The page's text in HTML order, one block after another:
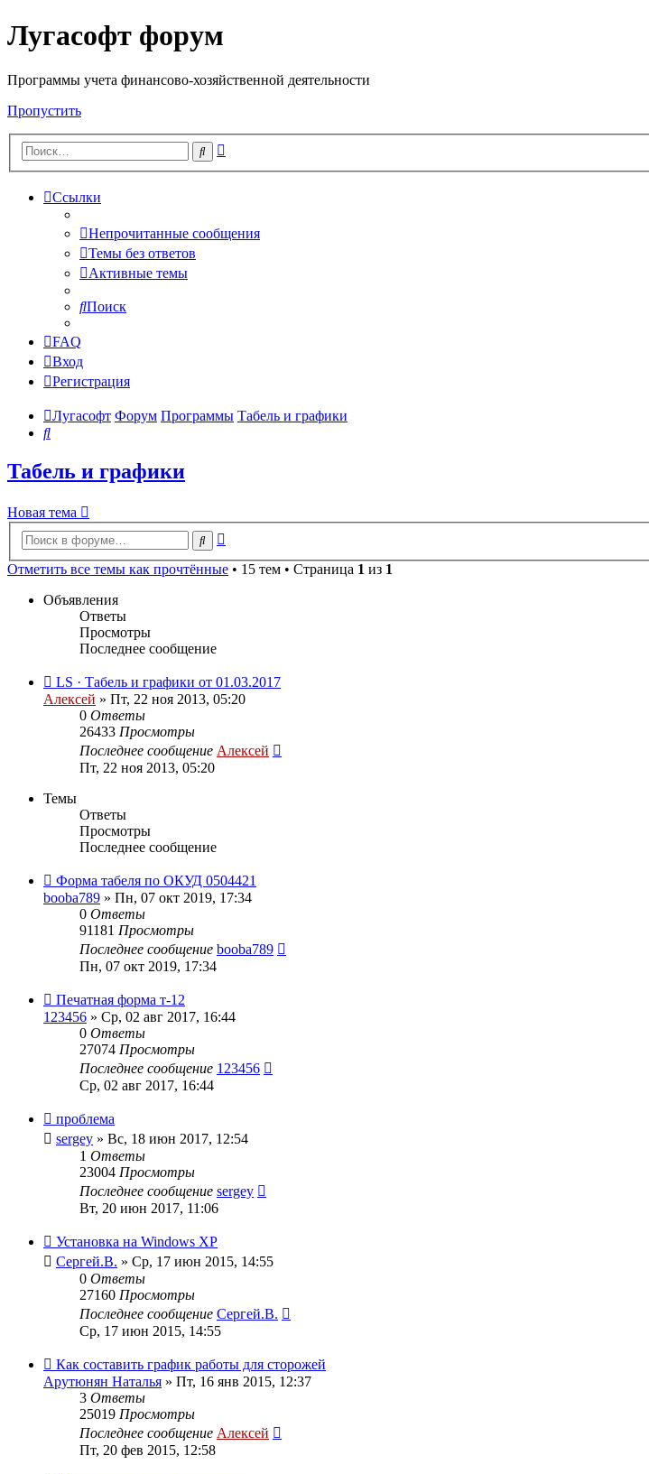
Лугасофт форум
Программы учета финансово-хозяйственной деятельности
Пропустить
Поиск
Ссылки
Непрочитанные сообщения
Темы без ответов
Активные темы
Поиск
FAQ
Вход
Регистрация
Лугасофт Форум Программы Табель и графики
Поиск
Табель и графики
Новая тема
Поиск
Отметить все темы как прочтённые • 15 тем • Страница 1 из 1
Объявления
Ответы
Просмотры
Последнее сообщение
LS · Табель и графики от 01.03.2017
Алексей » Пт, 22 ноя 2013, 05:20
0 Ответы
26433 Просмотры
Последнее сообщение Алексей
Пт, 22 ноя 2013, 05:20
Темы
Ответы
Просмотры
Последнее сообщение
Форма табеля по ОКУД 0504421
booba789 » Пн, 07 окт 2019, 17:34
0 Ответы
91181 Просмотры
Последнее сообщение booba789
Пн, 07 окт 2019, 17:34
Печатная форма т-12
123456 » Ср, 02 авг 2017, 16:44
0 Ответы
27074 Просмотры
Последнее сообщение 123456
Ср, 02 авг 2017, 16:44
проблема
sergey » Вс, 18 июн 2017, 12:54
1 Ответы
23004 Просмотры
Последнее сообщение sergey
Вт, 20 июн 2017, 11:06
Установка на Windows XP
Сергей.В. » Ср, 17 июн 2015, 14:55
0 Ответы
27160 Просмотры
Последнее сообщение Сергей.В.
Ср, 17 июн 2015, 14:55
Как составить график работы для сторожей
Арутюнян Наталья » Пт, 16 янв 2015, 12:37
3 Ответы
25019 Просмотры
Последнее сообщение Алексей
Пт, 20 фев 2015, 12:58